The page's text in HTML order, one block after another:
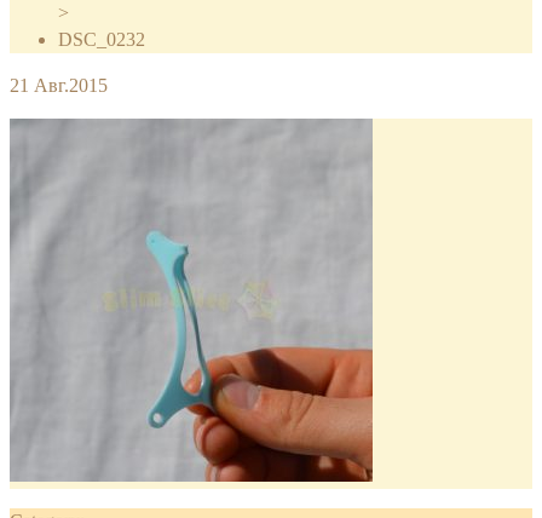
>
DSC_0232
21 Авг.2015